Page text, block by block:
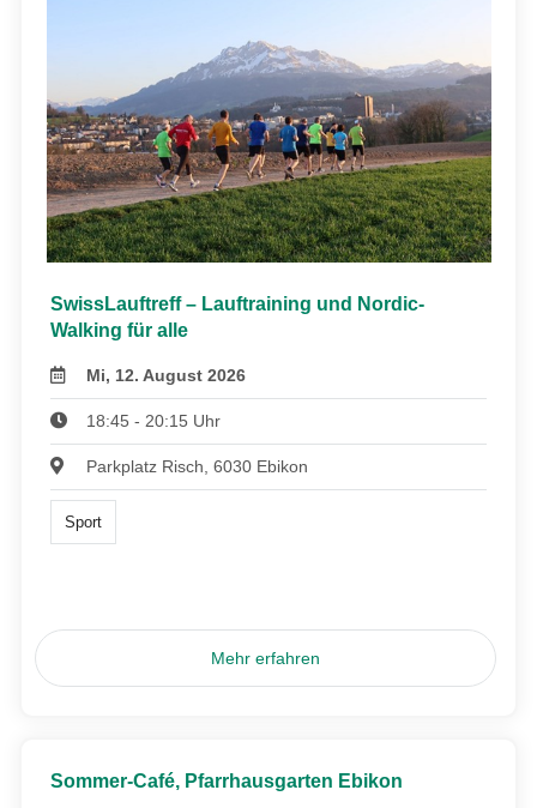
SwissLauftreff – Lauftraining und Nordic-
Walking für alle
Mi, 12. August 2026
18:45 - 20:15 Uhr
Parkplatz Risch, 6030 Ebikon
Sport
Mehr erfahren
Sommer-Café, Pfarrhausgarten Ebikon